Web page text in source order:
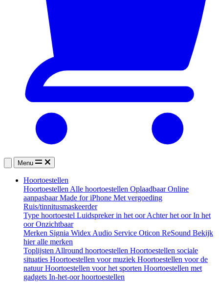
Menu
Hoortoestellen
HoortoestellenAlle hoortoestellen OplaadbaarOnline
aanpasbaarMade for iPhone Met vergoeding
Ruis/tinnitusmaskeerder
Type hoortoestel Luidspreker in het oorAchter het oorIn het
oorOnzichtbaar
Merken Signia WidexAudio Service Oticon ReSound Bekijk
hier alle merken
ToplijstenAllround hoortoestellen Hoortoestellen sociale
situaties Hoortoestellen voor muziek Hoortoestellen voor de
natuurHoortoestellen voor het sporten Hoortoestellen met
gadgets In-het-oor hoortoestellen